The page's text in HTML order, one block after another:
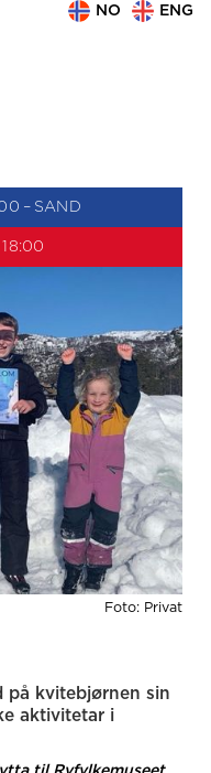
NO ENG
– SAND
18:00
Foto: Privat
på kvitebjørnen sin
aktivitetar i